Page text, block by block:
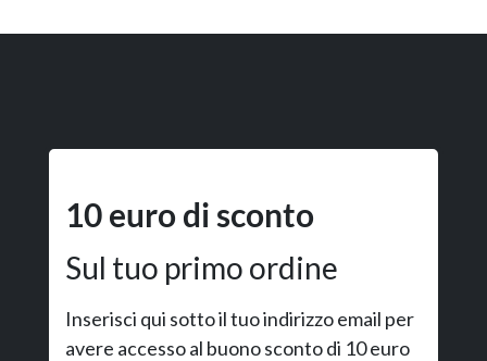
10 euro di sconto
Sul tuo primo ordine
Inserisci qui sotto il tuo indirizzo email per
avere accesso al buono sconto di 10 euro